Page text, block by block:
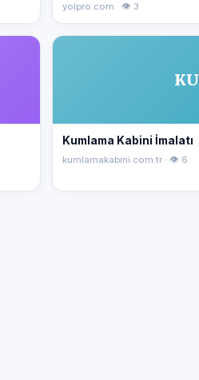
yolpro.com · 👁 3
KU
Kumlama Kabini İmalatı
kumlamakabini.com.tr · 👁 6